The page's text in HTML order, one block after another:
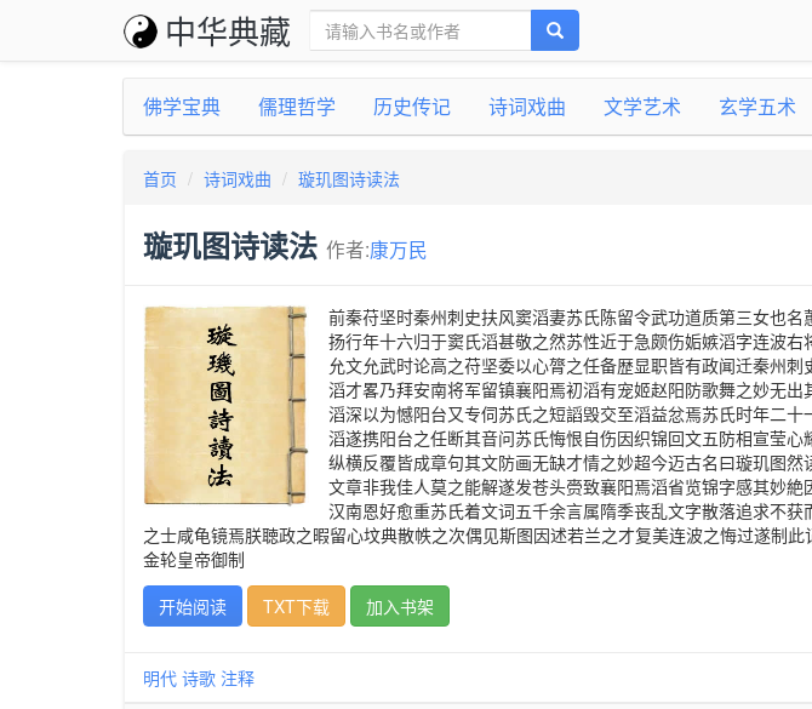
中华典藏
佛学宝典 儒理哲学 历史传记 诗词戏曲 文学艺术 玄学五术
首页 诗词戏曲 璇玑图诗读法
璇玑图诗读法 作者:康万民
前秦苻坚时秦州刺史扶风窦滔妻苏氏陈留令武功道质第三女也
扬行年十六归于窦氏滔甚敬之然苏性近于急颇伤姤嫉滔字连波
允文允武时论高之苻坚委以心膂之任备歴显职皆有政闻迁秦州
滔才畧乃拜安南将军留镇襄阳焉初滔有宠姬赵阳防歌舞之妙无
滔深以为憾阳台又专伺苏氏之短謟毁交至滔益忿焉苏氏时年二
滔遂携阳台之任断其音问苏氏悔恨自伤因织锦回文五防相宣莹
纵横反覆皆成章句其文防画无缺才情之妙超今迈古名曰璇玑图
文章非我佳人莫之能解遂发苍头赍致襄阳焉滔省览锦字感其妙
汉南恩好愈重苏氏着文词五千余言属隋季丧乱文字散落追求不
之士咸龟镜焉朕聴政之暇留心坟典散帙之次偶见斯图因述若兰之才复美连波之悔过遂制
金轮皇帝御制
开始阅读
TXT下载 加入书架
明代 诗歌 注释